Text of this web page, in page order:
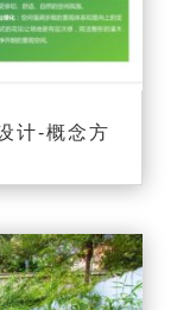
计-概念方